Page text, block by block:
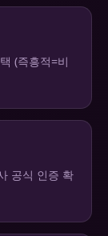
(즉흥적=비
공식 인증 확